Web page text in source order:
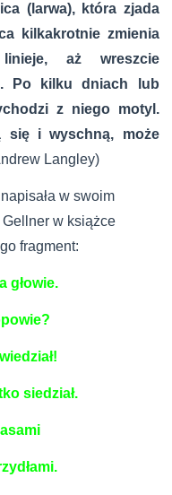
(larwa), która zjada
kilkakrotnie zmienia
aż wreszcie
Po kilku dniach lub
z niego motyl.
się i wyschną, może
Langley)
w swoim
Gellner w książce
fragment:
głowie.
siedział.